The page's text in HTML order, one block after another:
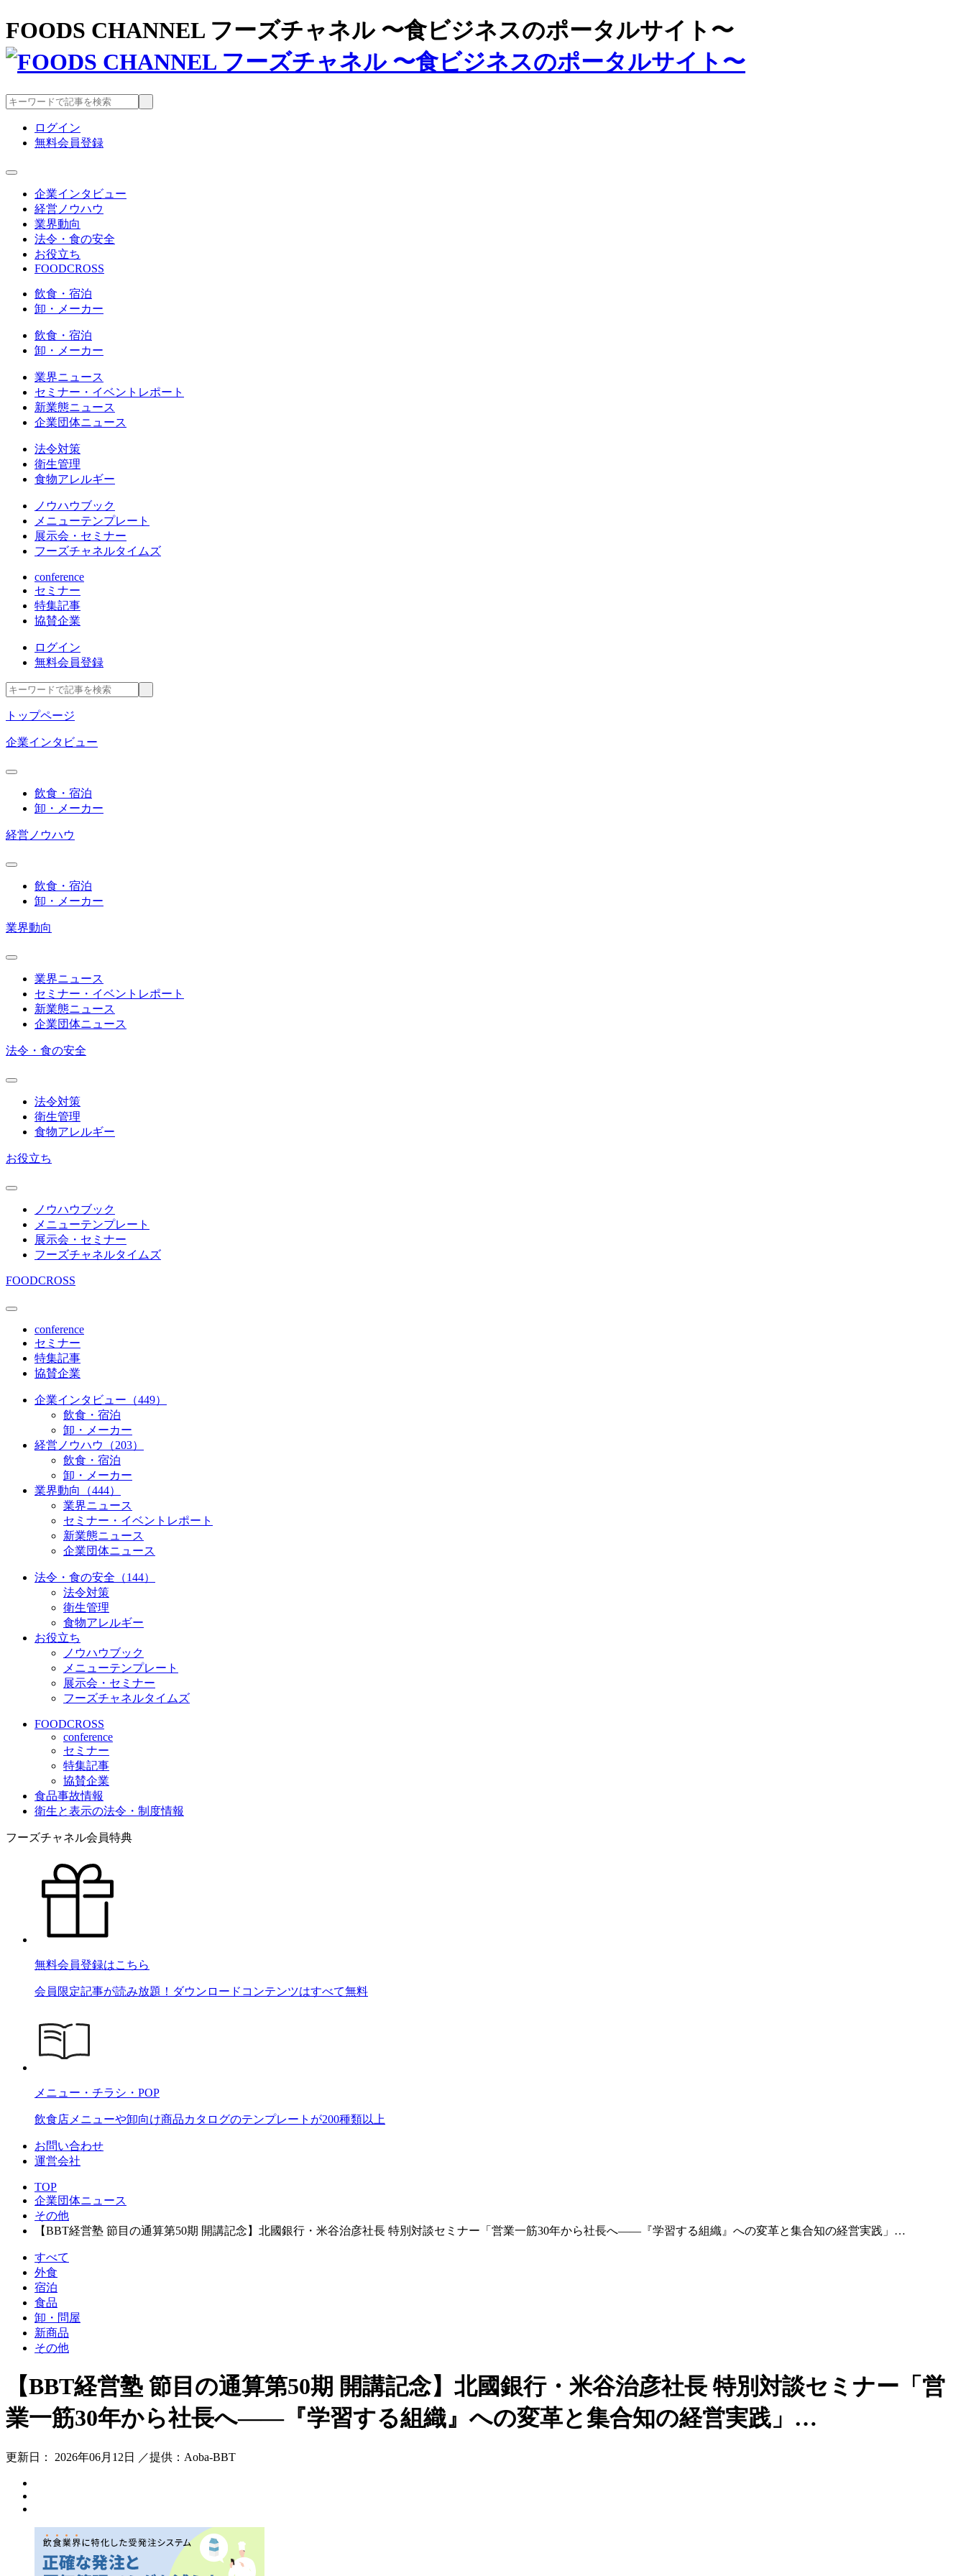
FOODS CHANNEL フーズチャネル 〜食ビジネスのポータルサイト〜
ログイン
無料会員登録
企業インタビュー
経営ノウハウ
業界動向
法令・食の安全
お役立ち
FOODCROSS
飲食・宿泊
卸・メーカー
飲食・宿泊
卸・メーカー
業界ニュース
セミナー・イベントレポート
新業態ニュース
企業団体ニュース
法令対策
衛生管理
食物アレルギー
ノウハウブック
メニューテンプレート
展示会・セミナー
フーズチャネルタイムズ
conference
セミナー
特集記事
協賛企業
ログイン
無料会員登録
トップページ
企業インタビュー
飲食・宿泊
卸・メーカー
経営ノウハウ
飲食・宿泊
卸・メーカー
業界動向
業界ニュース
セミナー・イベントレポート
新業態ニュース
企業団体ニュース
法令・食の安全
法令対策
衛生管理
食物アレルギー
お役立ち
ノウハウブック
メニューテンプレート
展示会・セミナー
フーズチャネルタイムズ
FOODCROSS
conference
セミナー
特集記事
協賛企業
企業インタビュー（449）
飲食・宿泊
卸・メーカー
経営ノウハウ（203）
飲食・宿泊
卸・メーカー
業界動向（444）
業界ニュース
セミナー・イベントレポート
新業態ニュース
企業団体ニュース
法令・食の安全（144）
法令対策
衛生管理
食物アレルギー
お役立ち
ノウハウブック
メニューテンプレート
展示会・セミナー
フーズチャネルタイムズ
FOODCROSS
conference
セミナー
特集記事
協賛企業
食品事故情報
衛生と表示の法令・制度情報
フーズチャネル会員特典
無料会員登録はこちら
会員限定記事が読み放題！ダウンロードコンテンツはすべて無料
メニュー・チラシ・POP
飲食店メニューや卸向け商品カタログのテンプレートが200種類以上
お問い合わせ
運営会社
TOP
企業団体ニュース
その他
【BBT経営塾 節目の通算第50期 開講記念】北國銀行・米谷治彦社長 特別対談セミナー「営業一筋30年から社長へ――『学習する組織』への変革と集合知の経営実践」…
すべて
外食
宿泊
食品
卸・問屋
新商品
その他
【BBT経営塾 節目の通算第50期 開講記念】北國銀行・米谷治彦社長 特別対談セミナー「営
業一筋30年から社長へ――『学習する組織』への変革と集合知の経営実践」…
更新日： 2026年06月12日 ／提供：Aoba-BBT